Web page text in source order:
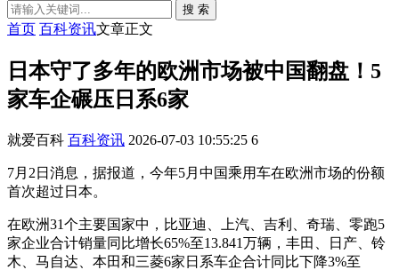
搜 索
首页 百科资讯文章正文
日本守了多年的欧洲市场被中国翻盘！5
家车企碾压日系6家
就爱百科 百科资讯 2026-07-03 10:55:25 6
7月2日消息，据报道，今年5月中国乘用车在欧洲市场的份额
首次超过日本。
在欧洲31个主要国家中，比亚迪、上汽、吉利、奇瑞、零跑5
家企业合计销量同比增长65%至13.841万辆，丰田、日产、铃
木、马自达、本田和三菱6家日系车企合计同比下降3%至